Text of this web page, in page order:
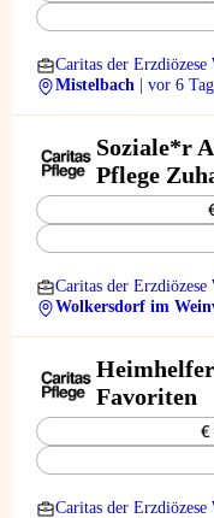
Caritas der Erzdiözese
Mistelbach
| vor 6
Soziale*r
Pflege
Caritas der Erzdiözese
Wolkersdorf im
Favoriten
€
Caritas der Erzdiözese